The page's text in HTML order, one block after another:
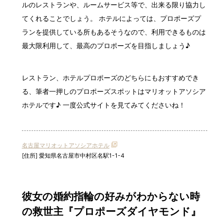
ルのレストランや、ルームサービス等で、出来る限り協力し
てくれることでしょう。 ホテルによっては、プロポーズプ
ランを提供している所もあるそうなので、利用できるものは
最大限利用して、最高のプロポーズを目指しましょう♪
レストラン、ホテルプロポーズのどちらにもおすすめでき
る、筆者一押しのプロポーズスポットはマリオットアソシア
ホテルです♪ 一度公式サイトを見てみてくださいね！
名古屋マリオットアソシアホテル
[住所] 愛知県名古屋市中村区名駅1-1-4
彼女の婚約指輪の好みがわからない時
の救世主『プロポーズダイヤモンド』